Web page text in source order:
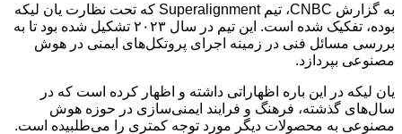
به گزارش CNBC، تیم Superalignment که تحت نظارت یان لیکه
بوده، تفکیک شده است. این تیم در سال ۲۰۲۳ تشکیل شده بود تا به
بررسی مسائل فنی در زمینه اجرای پروتکل‌های ایمنی در هوش
مصنوعی بپردازد.
یان لیکه در این باره اظهاراتی داشته و اظهار کرده است که در
سال‌های گذشته، فرهنگ و فرایند ایمنی‌سازی در حوزه هوش
مصنوعی به محصولات دیگر مورد توجه کمتری را می‌طلبیده است.